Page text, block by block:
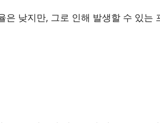
낮지만, 그로 인해 발생할 수 있는